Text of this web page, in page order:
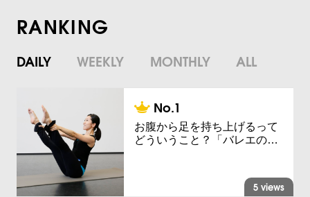
RANKING
DAILY WEEKLY MONTHLY ALL
お腹から足を持ち上げるって
どういうこと？「バレエの…
5 views